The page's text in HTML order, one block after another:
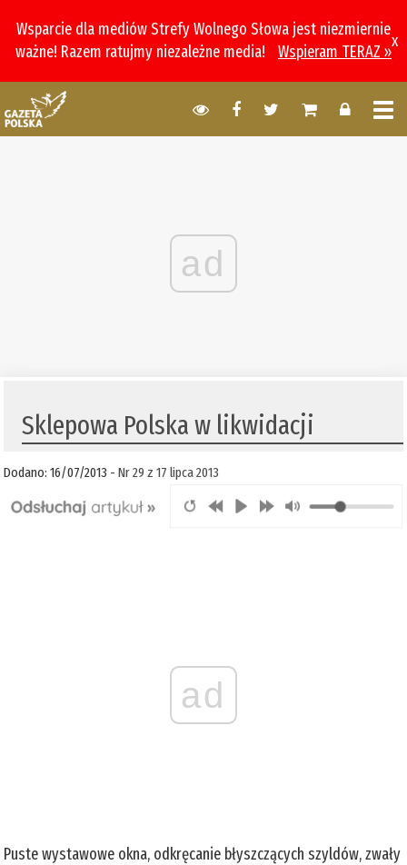
Wsparcie dla mediów Strefy Wolnego Słowa jest niezmiernie
ważne! Razem ratujmy niezależne media!
Wspieram TERAZ »
x
ad
Sklepowa Polska w likwidacji
Dodano: 16/07/2013 -Nr 29 z 17 lipca 2013
ad
Puste wystawowe okna, odkręcanie błyszczących szyldów, zwały